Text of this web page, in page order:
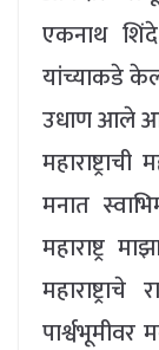
एकनाथ
यांच्याकडे
उधाण आले
मनात
महाराष्ट्र